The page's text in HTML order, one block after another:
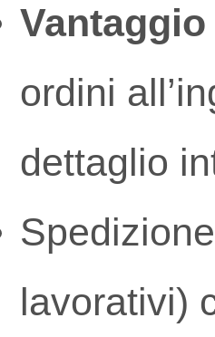
ordini
dettaglio
lavorativi)